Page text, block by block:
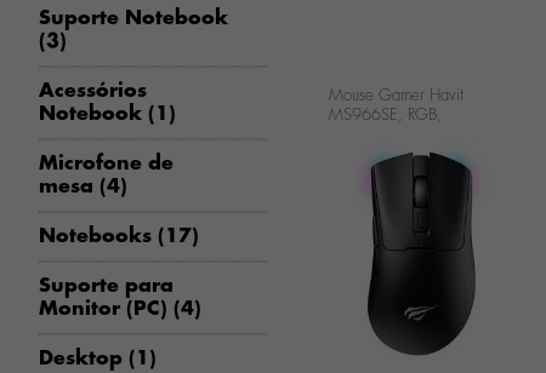
Suporte Notebook
(3)
Acessórios
Notebook (1)
Microfone de
mesa (4)
Notebooks (17)
Suporte para
Monitor (PC) (4)
Desktop (1)
Mouse Gamer Havit
MS966SE, RGB,
Wireless, Preto,
MS966SE-BLK